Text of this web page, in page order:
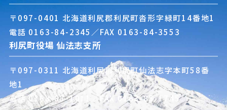
〒097-0401 北海道利尻郡利尻町沓形字緑町14番地1
電話 0163-84-2345 ／FAX 0163-84-3553
利尻町役場 仙法志支所
〒097-0311 北海道利尻郡利尻町仙法志字本町58番
地1
電話0163-85-1011 ／FAX 0163-85-1745